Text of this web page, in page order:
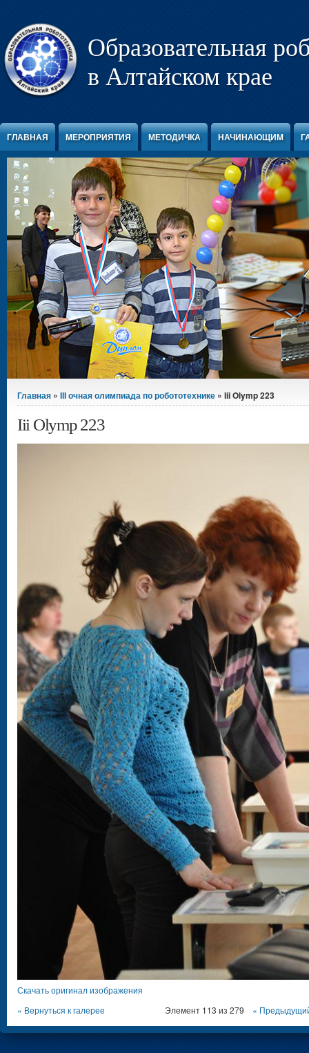
Образовательная
в Алтайском крае
ГЛАВНАЯ МЕРОПРИЯТИЯ МЕТОДИЧКА НАЧИНАЮЩИМ
Вы здесь
Главная » III очная олимпиада по робототехнике » Iii Olymp 223
Iii Olymp 223
Скачать оригинал изображения
« Вернуться к галерее
Элемент 113 из 279 «